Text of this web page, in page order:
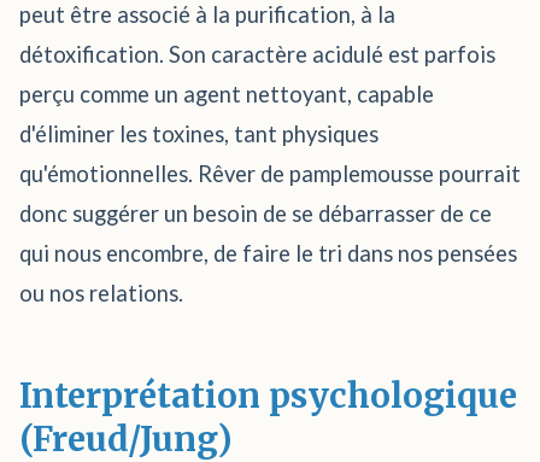
peut être associé à la purification, à la
détoxification. Son caractère acidulé est parfois
perçu comme un agent nettoyant, capable
d'éliminer les toxines, tant physiques
qu'émotionnelles. Rêver de pamplemousse pourrait
donc suggérer un besoin de se débarrasser de ce
qui nous encombre, de faire le tri dans nos pensées
ou nos relations.
Interprétation psychologique
(Freud/Jung)